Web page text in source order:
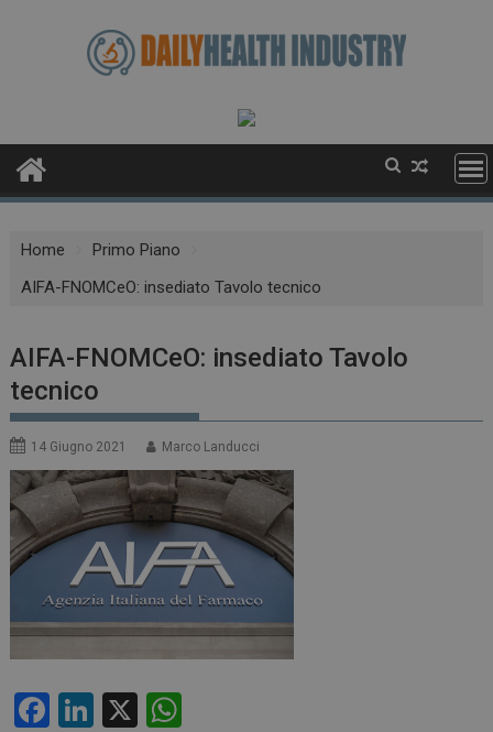
Home
Primo Piano
AIFA-FNOMCeO: insediato Tavolo tecnico
AIFA-FNOMCeO: insediato Tavolo
tecnico
14 Giugno 2021 Marco Landucci
F
Li X